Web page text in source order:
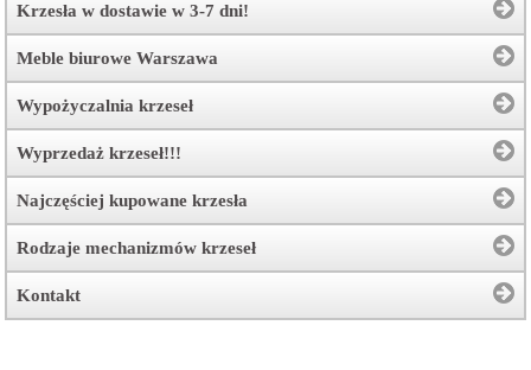
Krzesła w dostawie w 3-7 dni!
Meble biurowe Warszawa
Wypożyczalnia krzeseł
Wyprzedaż krzeseł!!!
Najczęściej kupowane krzesła
Rodzaje mechanizmów krzeseł
Kontakt